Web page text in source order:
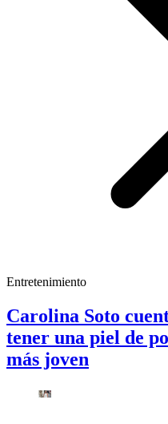
Entretenimiento
Carolina Soto
tener una piel de
más joven